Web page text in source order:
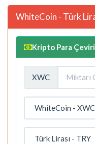
WhiteCoin - Türk
Kripto Para
XWC